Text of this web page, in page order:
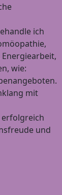
ich
wie:
mit
erfolgreich
und